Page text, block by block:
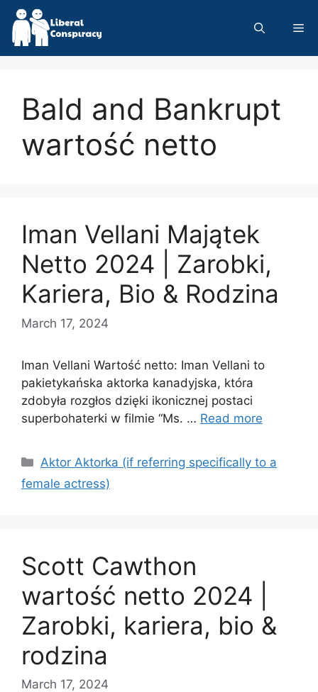
Skip
content
Bald and Bankrupt
wartość netto
Iman Vellani Majątek
Netto 2024 | Zarobki,
Kariera, Bio & Rodzina
March 17, 2024
Iman Vellani Wartość netto: Iman Vellani to
pakietykańska aktorka kanadyjska, która
zdobyła rozgłos dzięki ikonicznej postaci
superbohaterki w filmie “Ms. … Read more
Categories
Aktor Aktorka (if referring specifically to a
female actress)
Scott Cawthon
wartość netto 2024 |
Zarobki, kariera, bio &
rodzina
March 17, 2024